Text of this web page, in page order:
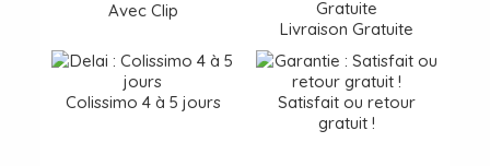
Avec Clip
Livraison Gratuite
Colissimo 4 à 5 jours
Satisfait ou retour
gratuit !